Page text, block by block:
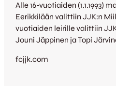
Alle 16-vuotiaiden (1.1.1993)
Eerikkilään valittiin JJK:n
vuotiaiden leirille valittiin
Jouni Jäppinen ja Topi
fcjjk.com